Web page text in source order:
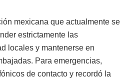
mexicana que actualmente se
estrictamente las
locales y mantenerse en
Para emergencias,
de contacto y recordó la